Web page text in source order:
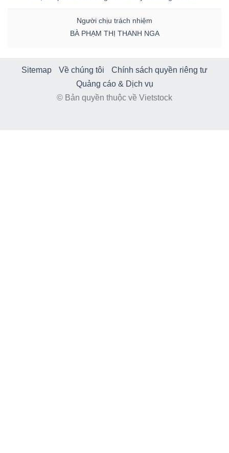
Người chịu trách nhiệm
BÀ PHẠM THỊ THANH NGA
Sitemap Về chúng tôi
Chính sách quyền riêng tư
Quảng cáo & Dịch vụ
© Bản quyền thuộc về Vietstock